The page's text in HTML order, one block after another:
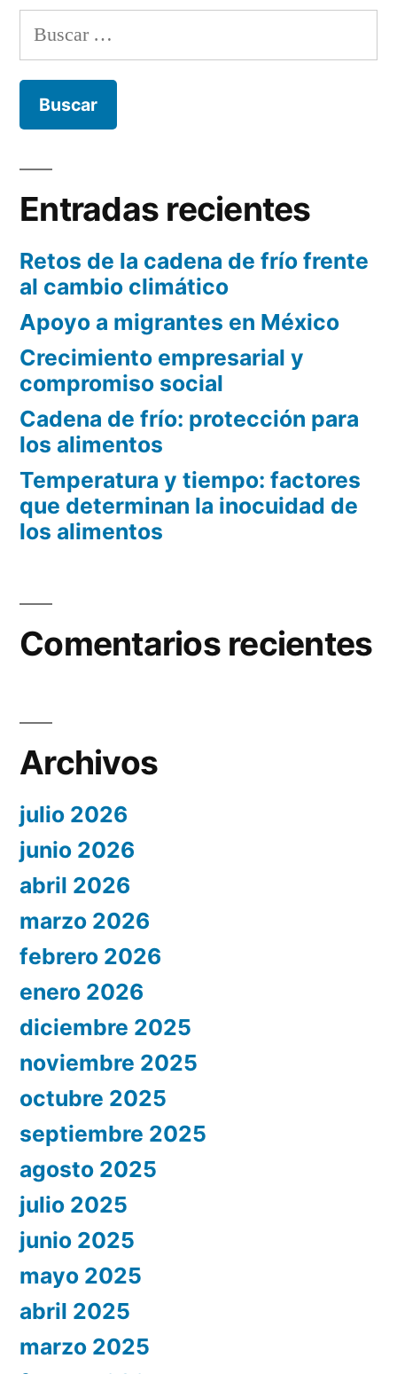
la
Buscar:
Entradas recientes
Retos de la cadena de frío frente
al cambio climático
Apoyo a migrantes en México
Crecimiento empresarial y
compromiso social
Cadena de frío: protección para
los alimentos
Temperatura y tiempo: factores
que determinan la inocuidad de
los alimentos
Comentarios recientes
Archivos
julio 2026
junio 2026
abril 2026
marzo 2026
febrero 2026
enero 2026
diciembre 2025
noviembre 2025
octubre 2025
septiembre 2025
agosto 2025
julio 2025
junio 2025
mayo 2025
abril 2025
marzo 2025